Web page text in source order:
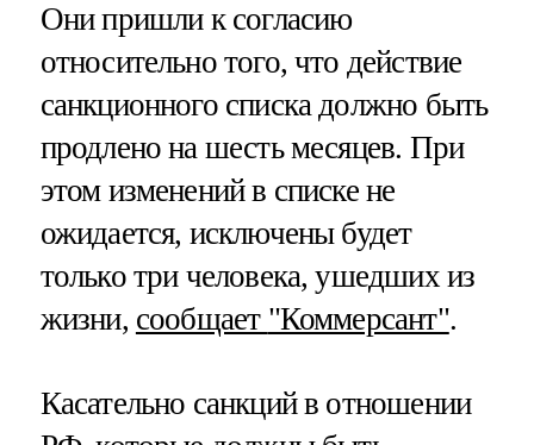
Они пришли к согласию
относительно того, что действие
санкционного списка должно быть
продлено на шесть месяцев. При
этом изменений в списке не
ожидается, исключены будет
только три человека, ушедших из
жизни, сообщает "Коммерсант".
Касательно санкций в отношении